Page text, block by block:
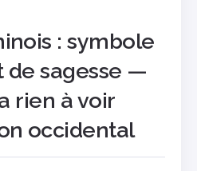
: symbole
de sagesse —
rien à voir
occidental